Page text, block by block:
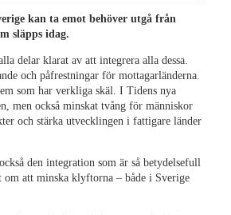
kan ta emot behöver utgå från
släpps idag.
delar klarat av att integrera alla dessa.
och påfrestningar för mottagarländerna.
som har verkliga skäl. I Tidens nya
men också minskat tvång för människor
och stärka utvecklingen i fattigare länder
den integration som är så betydelsefull
om att minska klyftorna – både i Sverige